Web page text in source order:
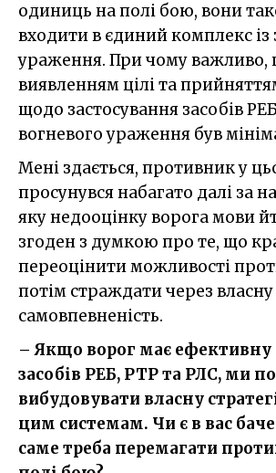
одиниць на полі бою, вони
входити в єдиний комплекс із
ураження. При чому важливо,
виявленням цілі та
щодо застосування засобів
вогневого ураження був
Мені здається, противник у
просунувся набагато далі за
яку недооцінку ворога мови
згоден з думкою про те, що
переоцінити можливості
потім страждати через власну
самовпевненість.
– Якщо ворог має ефективну
засобів РЕБ, РТР та РЛС, ми
вибудовувати власну
цим системам. Чи є в вас
саме треба перемагати